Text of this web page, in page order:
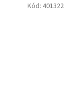
Kód: 401322